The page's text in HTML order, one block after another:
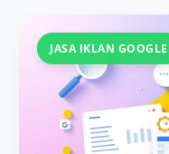
JASA IKLAN GOOGLE